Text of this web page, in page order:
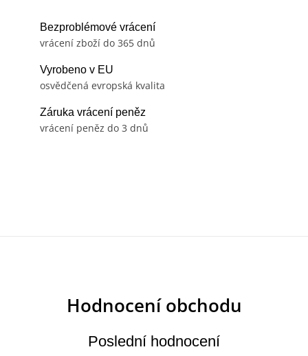
Bezproblémové vrácení
vrácení zboží do 365 dnů
Vyrobeno v EU
osvědčená evropská kvalita
Záruka vrácení peněz
vrácení peněz do 3 dnů
Poslední hodnocení